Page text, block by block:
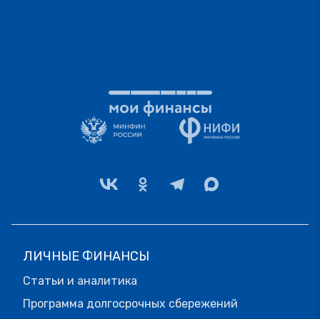
ЛИЧНЫЕ ФИНАНСЫ
Статьи и аналитика
Программа долгосрочных сбережений